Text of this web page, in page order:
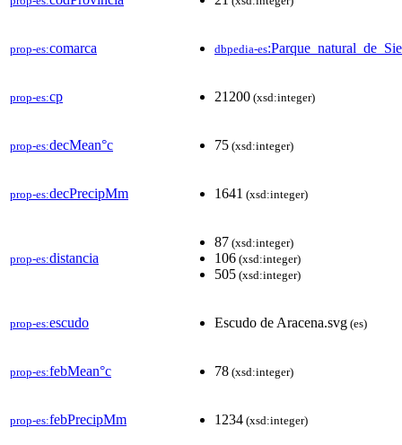
prop-es:comarca dbpedia-es
prop-es:cp 21200 (xsd:integer)
prop-es:decMean°c 75 (xsd:integer)
prop-es:decPrecipMm 1641 (xsd:integer)
prop-es:distancia
87 (xsd:integer)
106 (xsd:integer)
505 (xsd:integer)
prop-es:escudo Escudo de Aracena.svg (es)
prop-es:febMean°c 78 (xsd:integer)
prop-es:febPrecipMm 1234 (xsd:integer)